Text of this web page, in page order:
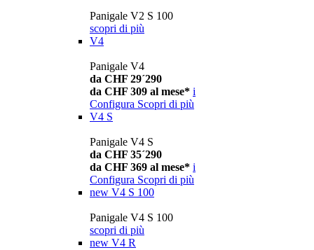
Panigale V2 S 100
scopri di più
V4
Panigale V4
da CHF 29´290
da CHF 309 al mese* i
Configura Scopri di più
V4 S
Panigale V4 S
da CHF 35´290
da CHF 369 al mese* i
Configura Scopri di più
new V4 S 100
Panigale V4 S 100
scopri di più
new V4 R